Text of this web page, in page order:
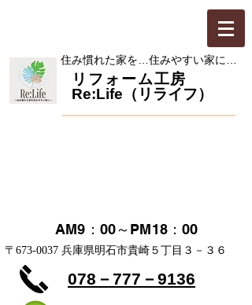
​住み慣れた家を…住みやすい家に…
​リフォーム工房
Re:Life（リライフ）
AM9：00～PM18：00
​〒673-0037 兵庫県明石市貴崎５丁目３－３６
078－777－9136